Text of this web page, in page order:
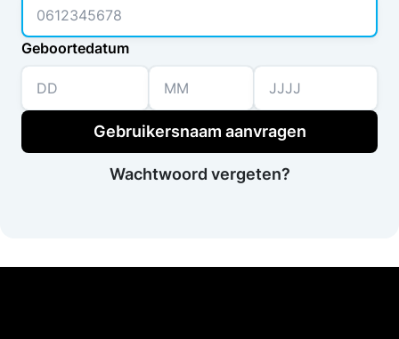
Geboortedatum
Maand
Jaar
Gebruikersnaam aanvragen
Wachtwoord vergeten?